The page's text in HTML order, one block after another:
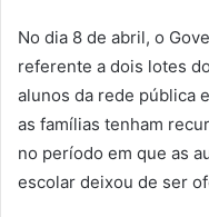
No dia 8 de abril, o
referente a dois lotes
alunos da rede pública
as famílias tenham
no período em que as
escolar deixou de ser